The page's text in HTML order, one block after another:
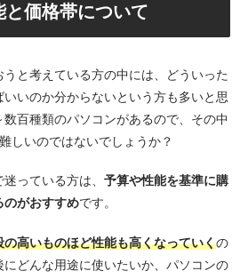
価格帯について
と考えている方の中には、どういった
いのか分からないという方も多いと思
百種類のパソコンがあるので、その中
しいのではないでしょうか？
っている方は、 予算や性能を基準に購
のがおすすめです。
の高いものほど性能も高くなっていくの
どんな用途に使いたいか、パソコンの